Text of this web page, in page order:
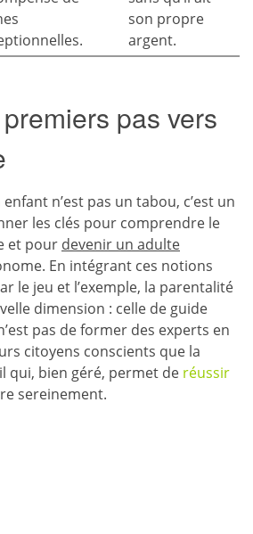
son propre
argent.
pas vers
n’est pas un tabou, c’est un
les clés pour comprendre le
et pour devenir un adulte
En intégrant ces notions
le jeu et l’exemple, la parentalité
dimension : celle de guide
pas de former des experts en
citoyens conscients que la
qui, bien géré, permet de réussir
sereinement.